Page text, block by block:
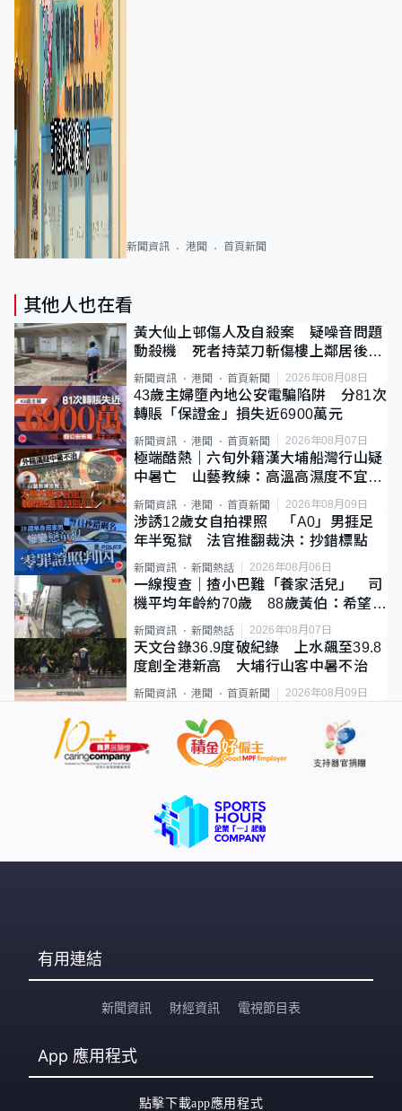
新聞資訊 港聞 首頁新聞
其他人也在看
黃大仙上邨傷人及自殺案 疑噪音問題
動殺機 死者持菜刀斬傷樓上鄰居後墮
斃
新聞資訊 港聞 首頁新聞 2026年08月08日
43歲主婦墮內地公安電騙陷阱 分81次
轉賬「保證金」損失近6900萬元
新聞資訊 港聞 首頁新聞 2026年08月07日
極端酷熱｜六旬外籍漢大埔船灣行山疑
中暑亡 山藝教練：高溫高濕度不宜遠
新聞資訊 港聞 首頁新聞 2026年08月09日
涉誘12歲女自拍祼照 「A0」男捱足
年半冤獄 法官推翻裁決：抄錯標點
新聞資訊 新聞熱話 2026年08月06日
一線搜查｜揸小巴難「養家活兒」 司
機平均年齡約70歲 88歲黃伯：希望一
直揸落去
新聞資訊 新聞熱話 2026年08月07日
天文台錄36.9度破紀錄 上水飆至39.8
度創全港新高 大埔行山客中暑不治
新聞資訊 港聞 首頁新聞 2026年08月09日
有用連結
新聞資訊 財經資訊 電視節目表
App 應用程式
點擊下載app應用程式